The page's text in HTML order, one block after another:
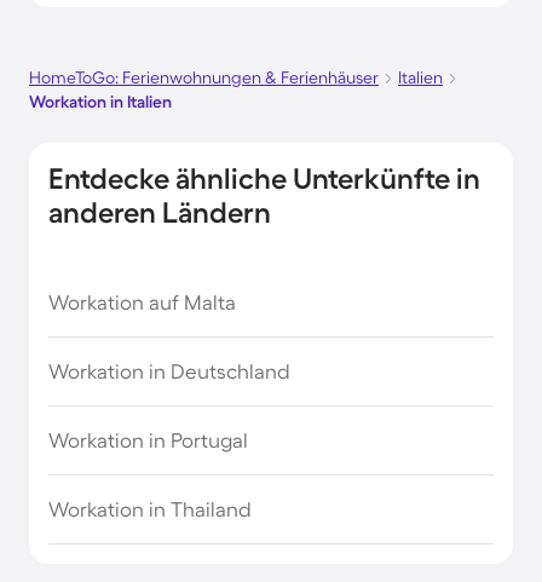
HomeToGo: Ferienwohnungen & Ferienhäuser
Italien
Workation in Italien
Entdecke ähnliche Unterkünfte in
anderen Ländern
Workation auf Malta
Workation in Deutschland
Workation in Portugal
Workation in Thailand